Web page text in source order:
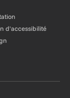
d'accessibilité